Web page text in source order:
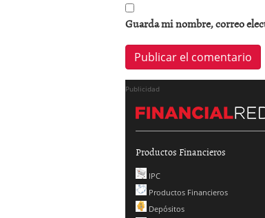
Guarda mi nombre, correo
Publicidad
Productos Financieros
IPC
Productos Financieros
Depósitos